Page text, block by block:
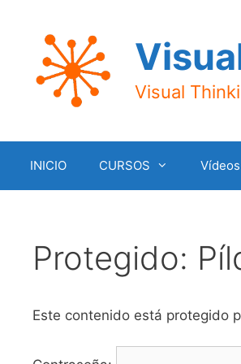
contenido
Visual
INICIO CURSOS
Protegido:
Este contenido está protegido